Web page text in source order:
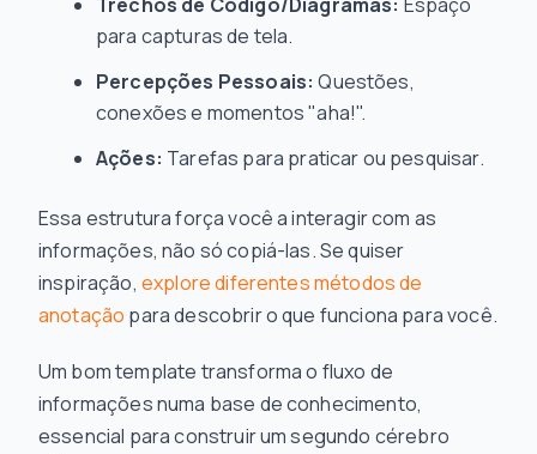
para capturas de tela.
Percepções Pessoais: Questões,
conexões e momentos "aha!".
Ações: Tarefas para praticar ou pesquisar.
Essa estrutura força você a interagir com as
informações, não só copiá-las. Se quiser
inspiração, explore diferentes métodos de
anotação para descobrir o que funciona para você.
Um bom template transforma o fluxo de
informações numa base de conhecimento,
essencial para construir um segundo cérebro